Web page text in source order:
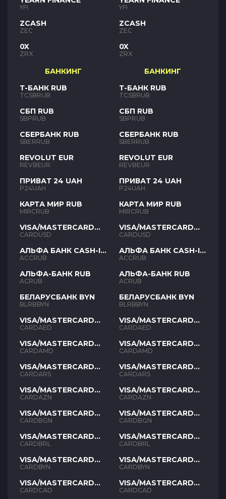
YFI
ZCASH
ZEC
0X
ZRX
БАНКИНГ
Т-БАНК RUB
TCSBRUB
СБП RUB
SBPRUB
СБЕРБАНК RUB
SBERRUB
REVOLUT EUR
REVBEUR
ПРИВАТ 24 UAH
P24UAH
КАРТА МИР RUB
MIRCRUB
VISA/MASTERCARD
USD
CARDUSD
АЛЬФА БАНК CASH-IN
RUB
ACCRUB
АЛЬФА-БАНК RUB
ACRUB
БЕЛАРУСБАНК BYN
BLRBBYN
VISA/MASTERCARD
AED
CARDAED
VISA/MASTERCARD
AMD
CARDAMD
VISA/MASTERCARD
ARS
CARDARS
VISA/MASTERCARD
AZN
CARDAZN
VISA/MASTERCARD
BGN
CARDBGN
VISA/MASTERCARD
BRL
CARDBRL
VISA/MASTERCARD
BYN
CARDBYN
VISA/MASTERCARD
CAD
CARDCAD
YFI
ZCASH
ZEC
0X
ZRX
БАНКИНГ
Т-БАНК RUB
TCSBRUB
СБП RUB
SBPRUB
СБЕРБАНК RUB
SBERRUB
REVOLUT EUR
REVBEUR
ПРИВАТ 24 UAH
P24UAH
КАРТА МИР RUB
MIRCRUB
VISA/MASTERCARD
USD
CARDUSD
АЛЬФА БАНК CASH-IN
RUB
ACCRUB
АЛЬФА-БАНК RUB
ACRUB
БЕЛАРУСБАНК BYN
BLRBBYN
VISA/MASTERCARD
AED
CARDAED
VISA/MASTERCARD
AMD
CARDAMD
VISA/MASTERCARD
ARS
CARDARS
VISA/MASTERCARD
AZN
CARDAZN
VISA/MASTERCARD
BGN
CARDBGN
VISA/MASTERCARD
BRL
CARDBRL
VISA/MASTERCARD
BYN
CARDBYN
VISA/MASTERCARD
CAD
CARDCAD